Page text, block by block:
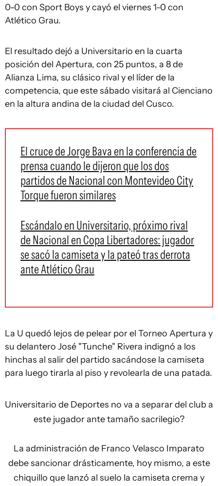
0-0 con Sport Boys y cayó el viernes 1-0 con
Atlético Grau.
El resultado dejó a Universitario en la cuarta
posición del Apertura, con 25 puntos, a 8 de
Alianza Lima, su clásico rival y el líder de la
competencia, que este sábado visitará al Cienciano
en la altura andina de la ciudad del Cusco.
El cruce de Jorge Bava en la conferencia de
prensa cuando le dijeron que los dos
partidos de Nacional con Montevideo City
Torque fueron similares
Escándalo en Universitario, próximo rival
de Nacional en Copa Libertadores: jugador
se sacó la camiseta y la pateó tras derrota
ante Atlético Grau
La U quedó lejos de pelear por el Torneo Apertura y
su delantero José "Tunche" Rivera indignó a los
hinchas al salir del partido sacándose la camiseta
para luego tirarla al piso y revolearla de una patada.
Universitario de Deportes no va a separar del club a
este jugador ante tamaño sacrilegio?
La administración de Franco Velasco Imparato
debe sancionar drásticamente, hoy mismo, a este
chiquillo que lanzó al suelo la camiseta crema y